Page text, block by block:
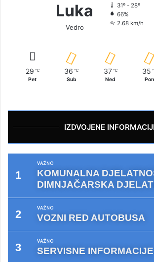
Luka
Vedro
31º - 28º
66%
2.68 km/h
29 ℃
Pet
36 ℃
Sub
37 ℃
Ned
35
Pon
IZDVOJENE
VAŽNO
KOMUNALNA
DIMNJAČARSKA
VAŽNO
VOZNI RED AUTOBUSA
VAŽNO
SERVISNE INFORMACIJE